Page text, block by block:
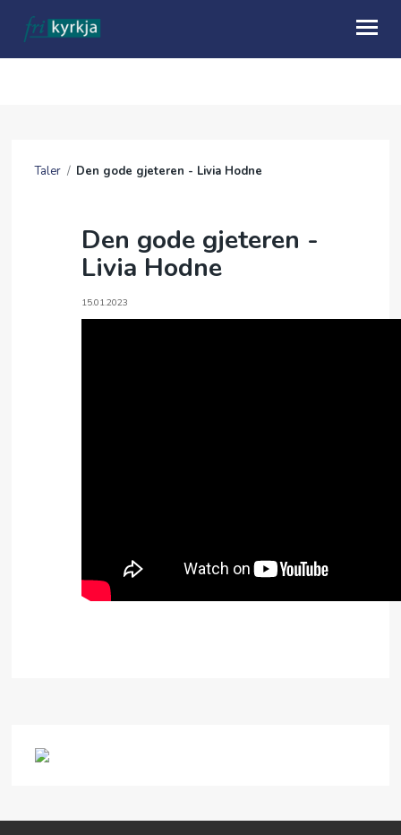
KALENDER
MISJON
GI EN GAVE
Taler / Den gode gjeteren - Livia Hodne
Den gode gjeteren -
Livia Hodne
15.01.2023